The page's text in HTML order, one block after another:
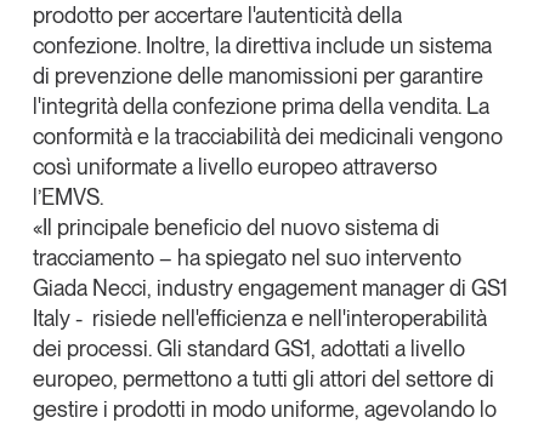
prodotto per accertare l'autenticità della
confezione. Inoltre, la direttiva include un sistema
di prevenzione delle manomissioni per garantire
l'integrità della confezione prima della vendita. La
conformità e la tracciabilità dei medicinali vengono
così uniformate a livello europeo attraverso
l’EMVS.
«Il principale beneficio del nuovo sistema di
tracciamento – ha spiegato nel suo intervento
Giada Necci, industry engagement manager di GS1
Italy - risiede nell'efficienza e nell'interoperabilità
dei processi. Gli standard GS1, adottati a livello
europeo, permettono a tutti gli attori del settore di
gestire i prodotti in modo uniforme, agevolando lo